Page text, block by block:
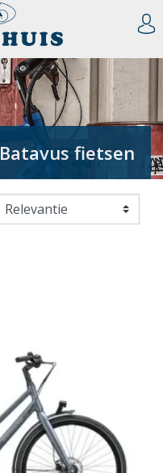
Batavus fietsen